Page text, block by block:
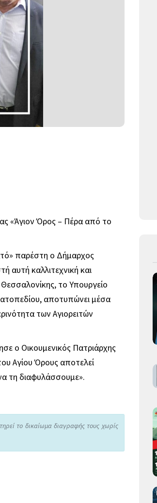
«Άγιον Όρος – Πέρα από το
παρέστη ο Δήμαρχος
αυτή καλλιτεχνική και
το Υπουργείο
αποτυπώνει μέσα
των Αγιορειτών
ο Οικουμενικός Πατριάρχης
Αγίου Όρους αποτελεί
τη διαφυλάσσουμε».
το δικαίωμα διαγραφής τους χωρίς